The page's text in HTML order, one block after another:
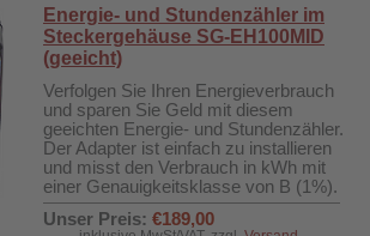
Energie- und Stundenzähler im
Steckergehäuse SG-EH100MID
(geeicht)
Verfolgen Sie Ihren Energieverbrauch
und sparen Sie Geld mit diesem
geeichten Energie- und Stundenzähler.
Der Adapter ist einfach zu installieren
und misst den Verbrauch in kWh mit
einer Genauigkeitsklasse von B (1%).
Unser Preis: €189,00